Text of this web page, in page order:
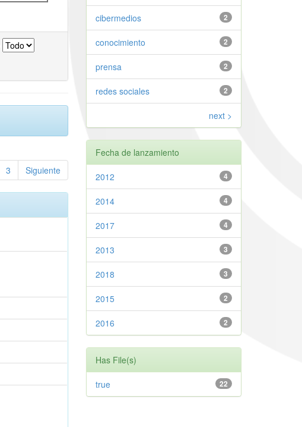
3 Siguiente
2
cibermedios
2
conocimiento
2
prensa
2
redes sociales
next >
Fecha de lanzamiento
4
2012
4
2014
4
2017
3
2013
3
2018
2
2015
2
2016
Has File(s)
22
true